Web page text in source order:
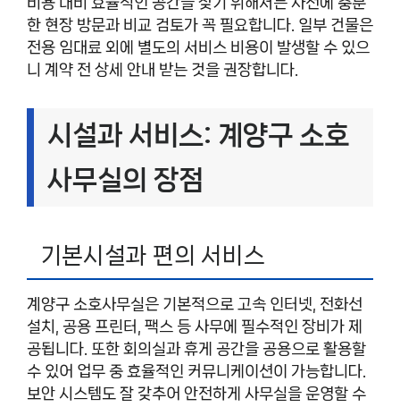
한 현장 방문과 비교 검토가 꼭 필요합니다. 일부 건물은
전용 임대료 외에 별도의 서비스 비용이 발생할 수 있으
니 계약 전 상세 안내 받는 것을 권장합니다.
시설과 서비스: 계양구 소호
사무실의 장점
기본시설과 편의 서비스
계양구 소호사무실은 기본적으로 고속 인터넷, 전화선
설치, 공용 프린터, 팩스 등 사무에 필수적인 장비가 제
공됩니다. 또한 회의실과 휴게 공간을 공용으로 활용할
수 있어 업무 중 효율적인 커뮤니케이션이 가능합니다.
보안 시스템도 잘 갖추어 안전하게 사무실을 운영할 수